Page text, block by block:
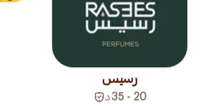
رسيس
20 - 35 د